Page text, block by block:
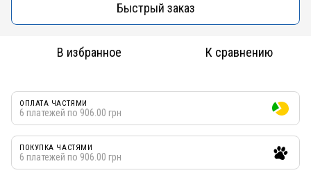
Быстрый заказ
В избранное К сравнению
ОПЛАТА ЧАСТЯМИ
6 платежей по 906.00 грн
ПОКУПКА ЧАСТЯМИ
6 платежей по 906.00 грн